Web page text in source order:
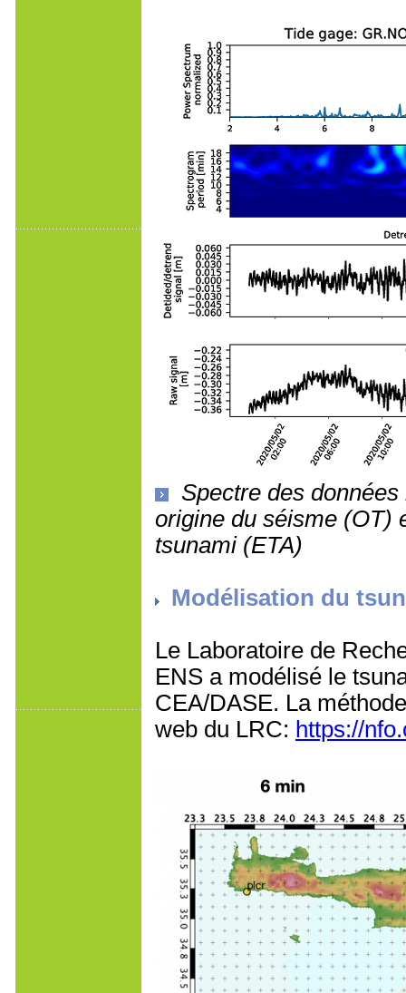
Spectre des
origine du séisme (OT)
tsunami (ETA)
Modélisation du
Le Laboratoire de
ENS a modélisé le
CEA/DASE. La
web du LRC: https://